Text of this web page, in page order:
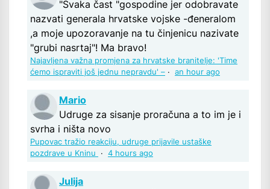
"Svaka čast "gospodine jer odobravate
nazvati generala hrvatske vojske -đeneralom
,a moje upozoravanje na tu činjenicu nazivate
"grubi nasrtaj"! Ma bravo!
Najavljena važna promjena za hrvatske branitelje: 'Time
ćemo ispraviti još jednu nepravdu' – · an hour ago
Mario
Udruge za sisanje proračuna a to im je i
svrha i ništa novo
Pupovac tražio reakciju, udruge prijavile ustaške
pozdrave u Kninu
· 4 hours ago
Julija